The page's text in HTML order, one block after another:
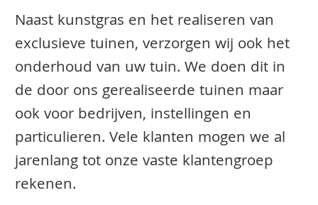
Naast kunstgras en het realiseren van
exclusieve tuinen, verzorgen wij ook het
onderhoud van uw tuin. We doen dit in
de door ons gerealiseerde tuinen maar
ook voor bedrijven, instellingen en
particulieren. Vele klanten mogen we al
jarenlang tot onze vaste klantengroep
rekenen.